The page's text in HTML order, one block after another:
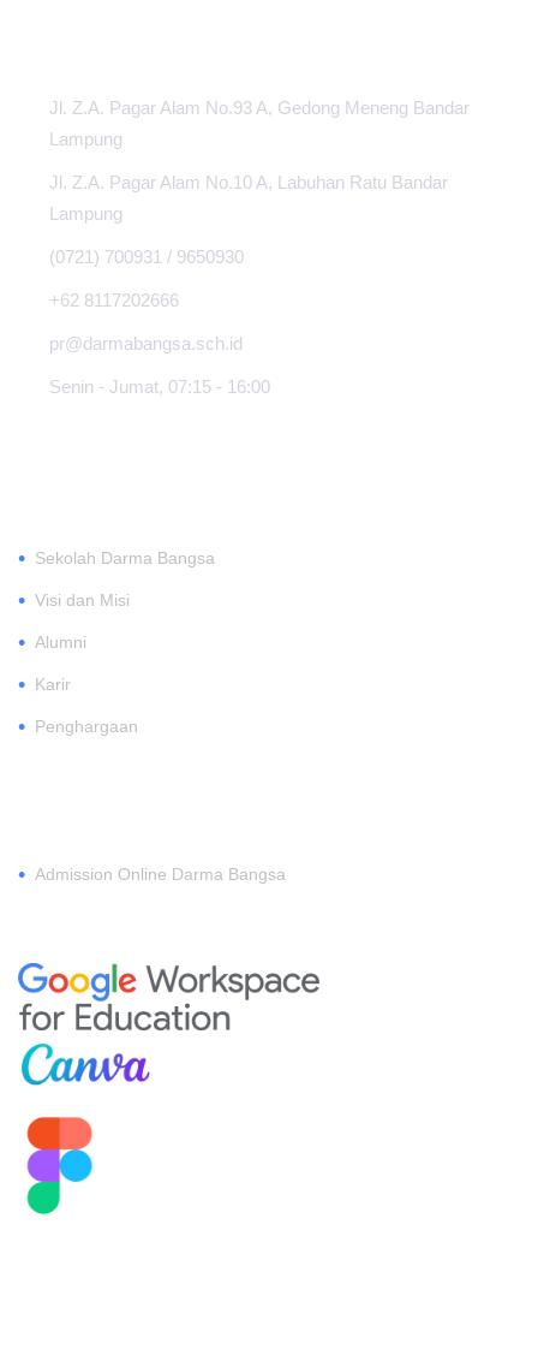
Jl. Z.A. Pagar Alam No.93 A, Gedong Meneng Bandar
Lampung
Jl. Z.A. Pagar Alam No.10 A, Labuhan Ratu Bandar
Lampung
(0721) 700931 / 9650930
+62 8117202666
pr@darmabangsa.sch.id
Senin - Jumat, 07:15 - 16:00
• Sekolah Darma Bangsa
• Visi dan Misi
• Alumni
• Karir
• Penghargaan
• Admission Online Darma Bangsa